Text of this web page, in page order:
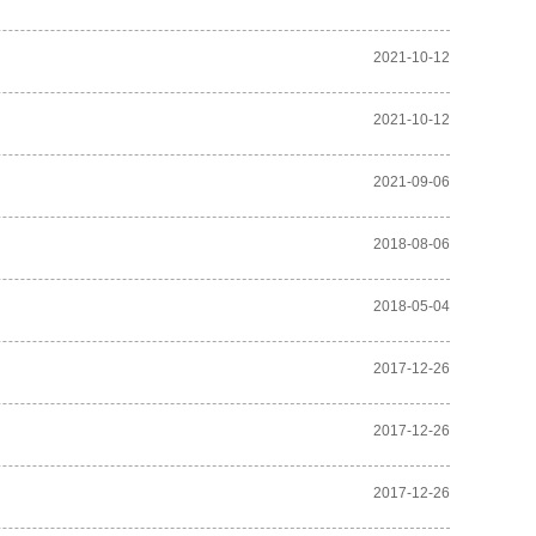
2021-10-12
2021-10-12
2021-09-06
2018-08-06
2018-05-04
2017-12-26
2017-12-26
2017-12-26